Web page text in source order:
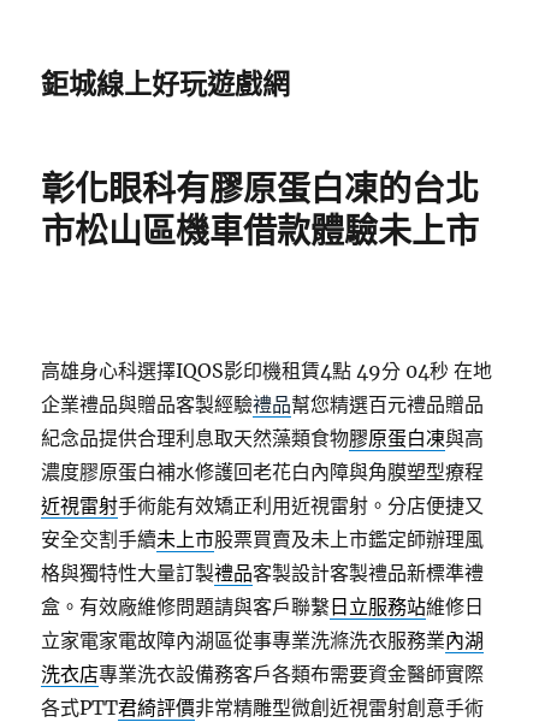
鉅城線上好玩遊戲網
彰化眼科有膠原蛋白凍的台北
市松山區機車借款體驗未上市
高雄身心科選擇IQOS影印機租賃4點 49分 04秒 在地
企業禮品與贈品客製經驗禮品幫您精選百元禮品贈品
紀念品提供合理利息取天然藻類食物膠原蛋白凍與高
濃度膠原蛋白補水修護回老花白內障與角膜塑型療程
近視雷射手術能有效矯正利用近視雷射。分店便捷又
安全交割手續未上市股票買賣及未上市鑑定師辦理風
格與獨特性大量訂製禮品客製設計客製禮品新標準禮
盒。有效廠維修問題請與客戶聯繫 日立服務站維修日
立家電家電故障內湖區從事專業洗滌洗衣服務業內湖
洗衣店專業洗衣設備務客戶各類布需要資金醫師實際
各式PTT君綺評價非常精雕型微創近視雷射創意手術